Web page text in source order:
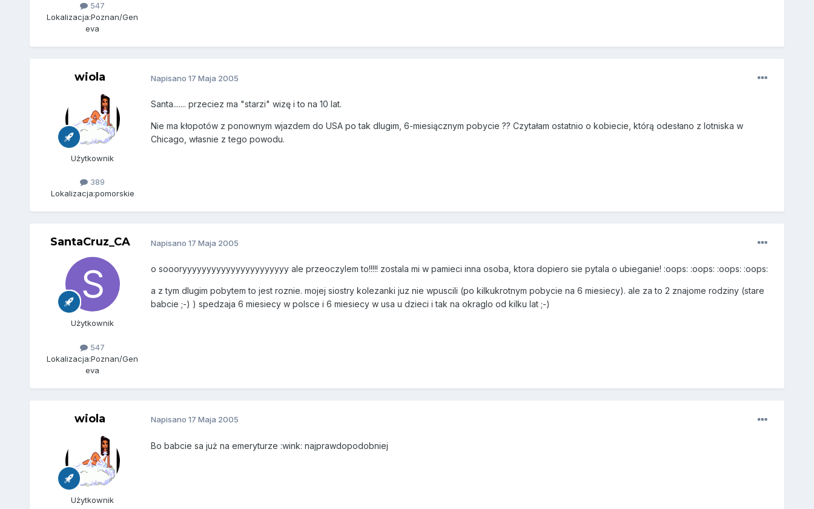
547
Lokalizacja:Poznan/Gen
eva
wiola
Użytkownik
389
Lokalizacja:pomorskie
Napisano 17 Maja 2005
Santa....... przeciez ma "starzi" wizę i to na 10 lat.
Nie ma kłopotów z ponownym wjazdem do USA po tak dlugim, 6-miesiącznym pobycie ?? Czytałam ostatnio o kobiecie, którą odesłano z lotniska w
Chicago, własnie z tego powodu.
SantaCruz_CA
Użytkownik
547
Lokalizacja:Poznan/Gen
eva
Napisano 17 Maja 2005
o soooryyyyyyyyyyyyyyyyyyyyyy ale przeoczylem to!!!!! zostala mi w pamieci inna osoba, ktora dopiero sie pytala o ubieganie! :oops: :oops: :oops: :oops:
a z tym dlugim pobytem to jest roznie. mojej siostry kolezanki juz nie wpuscili (po kilkukrotnym pobycie na 6 miesiecy). ale za to 2 znajome rodziny (stare
babcie ;-) ) spedzaja 6 miesiecy w polsce i 6 miesiecy w usa u dzieci i tak na okraglo od kilku lat ;-)
wiola
Użytkownik
Napisano 17 Maja 2005
Bo babcie sa już na emeryturze :wink: najprawdopodobniej